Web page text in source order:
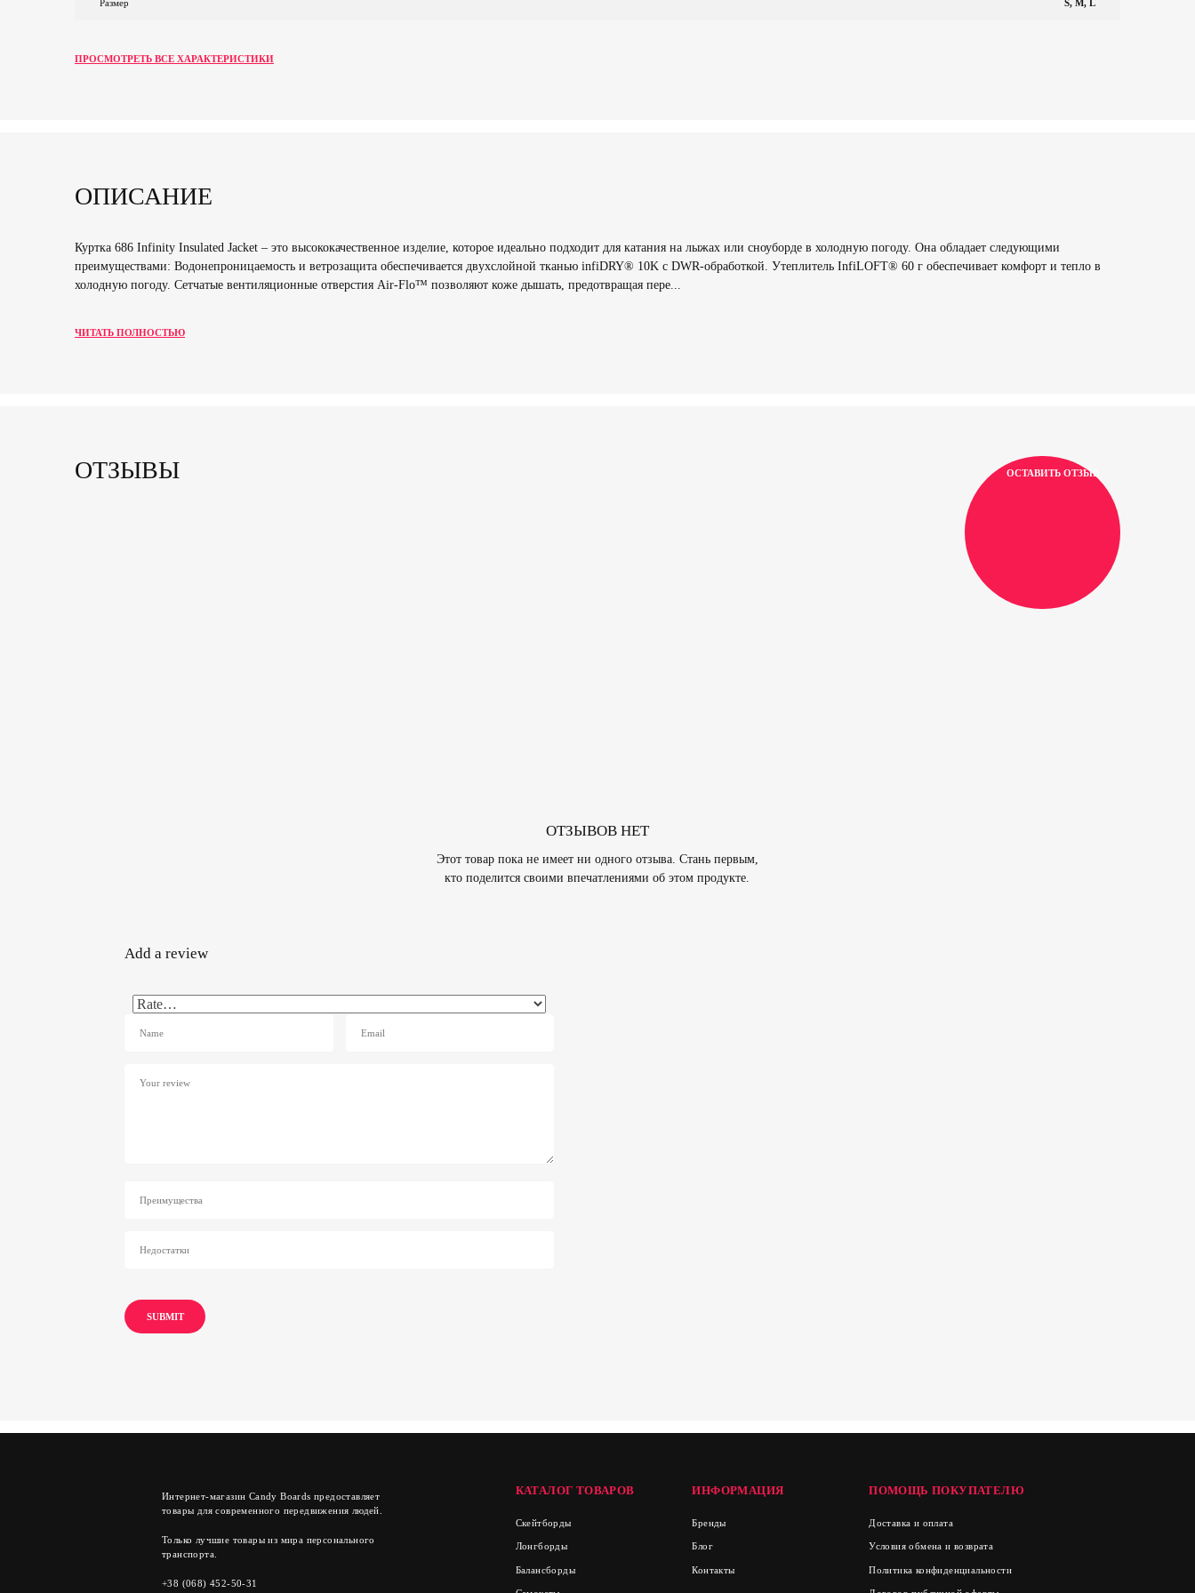
Размер S, M, L
ПРОСМОТРЕТЬ ВСЕ ХАРАКТЕРИСТИКИ
ОПИСАНИЕ
Куртка 686 Infinity Insulated Jacket – это высококачественное изделие, которое идеально подходит для катания на лыжах или сноуборде в холодную погоду. Она обладает следующими
преимуществами: Водонепроницаемость и ветрозащита обеспечивается двухслойной тканью infiDRY® 10K с DWR-обработкой. Утеплитель InfiLOFT® 60 г обеспечивает комфорт и тепло в
холодную погоду. Сетчатые вентиляционные отверстия Air-Flo™ позволяют коже дышать, предотвращая пере...
ЧИТАТЬ ПОЛНОСТЬЮ
ОТЗЫВЫ ОСТАВИТЬ ОТЗЫВ
ОТЗЫВОВ НЕТ
Этот товар пока не имеет ни одного отзыва. Стань первым,
кто поделится своими впечатлениями об этом продукте.
Add a review
Интернет-магазин Candy Boards предоставляет
товары для современного передвижения людей.
Только лучшие товары из мира персонального
транспорта.
+38 (068) 452-50-31
КАТАЛОГ ТОВАРОВ
Скейтборды
Лонгборды
Балансборды
ИНФОРМАЦИЯ
Бренды
Блог
Контакты
ПОМОЩЬ ПОКУПАТЕЛЮ
Доставка и оплата
Условия обмена и возврата
Политика конфиденциальности